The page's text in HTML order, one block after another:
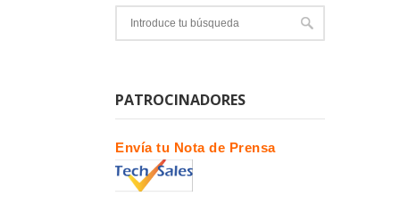
PATROCINADORES
Envía tu Nota de Prensa